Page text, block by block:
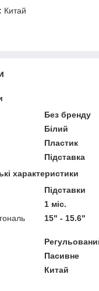
Китай
Без бренду
Білий
Пластик
Підставка
характеристики
Підставки
1 міс.
15" - 15.6"
Пасивне
Китай